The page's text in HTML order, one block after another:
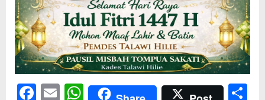
Facebook
EmailWhatsApp